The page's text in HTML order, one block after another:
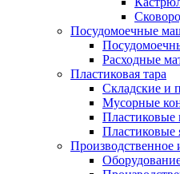
Посудомоечные
Расходные
Пластиковая тара
Складские и
Мусорные
Пластиковые
Пластиковые
Производственное